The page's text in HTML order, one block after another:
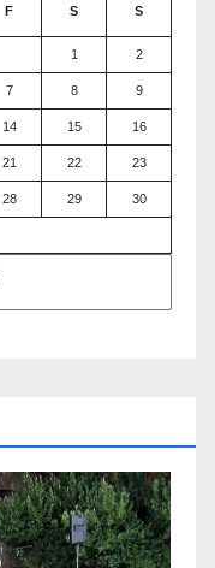
F S S
1 2
7 8 9
14 15 16
21 22 23
28 29 30